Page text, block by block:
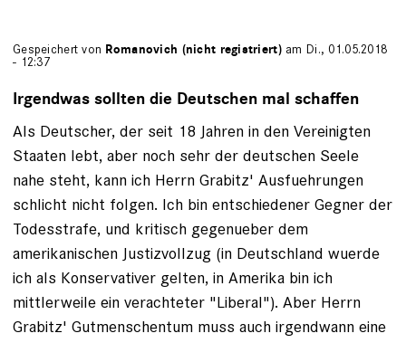
Gespeichert von Romanovich (nicht registriert)am Di., 01.05.2018
- 12:37
Irgendwas sollten die Deutschen mal schaffen
Als Deutscher, der seit 18 Jahren in den Vereinigten
Staaten lebt, aber noch sehr der deutschen Seele
nahe steht, kann ich Herrn Grabitz' Ausfuehrungen
schlicht nicht folgen. Ich bin entschiedener Gegner der
Todesstrafe, und kritisch gegenueber dem
amerikanischen Justizvollzug (in Deutschland wuerde
ich als Konservativer gelten, in Amerika bin ich
mittlerweile ein verachteter "Liberal"). Aber Herrn
Grabitz' Gutmenschentum muss auch irgendwann eine